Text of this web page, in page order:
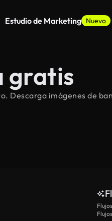
Estudio de Marketing Nuevo
gratis
Descarga imágenes de